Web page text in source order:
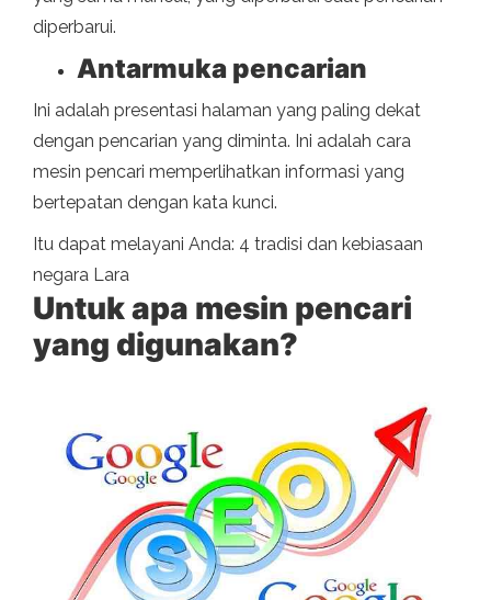
diperbarui.
Antarmuka pencarian
Ini adalah presentasi halaman yang paling dekat
dengan pencarian yang diminta. Ini adalah cara
mesin pencari memperlihatkan informasi yang
bertepatan dengan kata kunci.
Itu dapat melayani Anda: 4 tradisi dan kebiasaan
negara Lara
Untuk apa mesin pencari
yang digunakan?